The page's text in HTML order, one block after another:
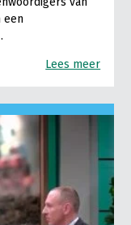
een
Lees meer